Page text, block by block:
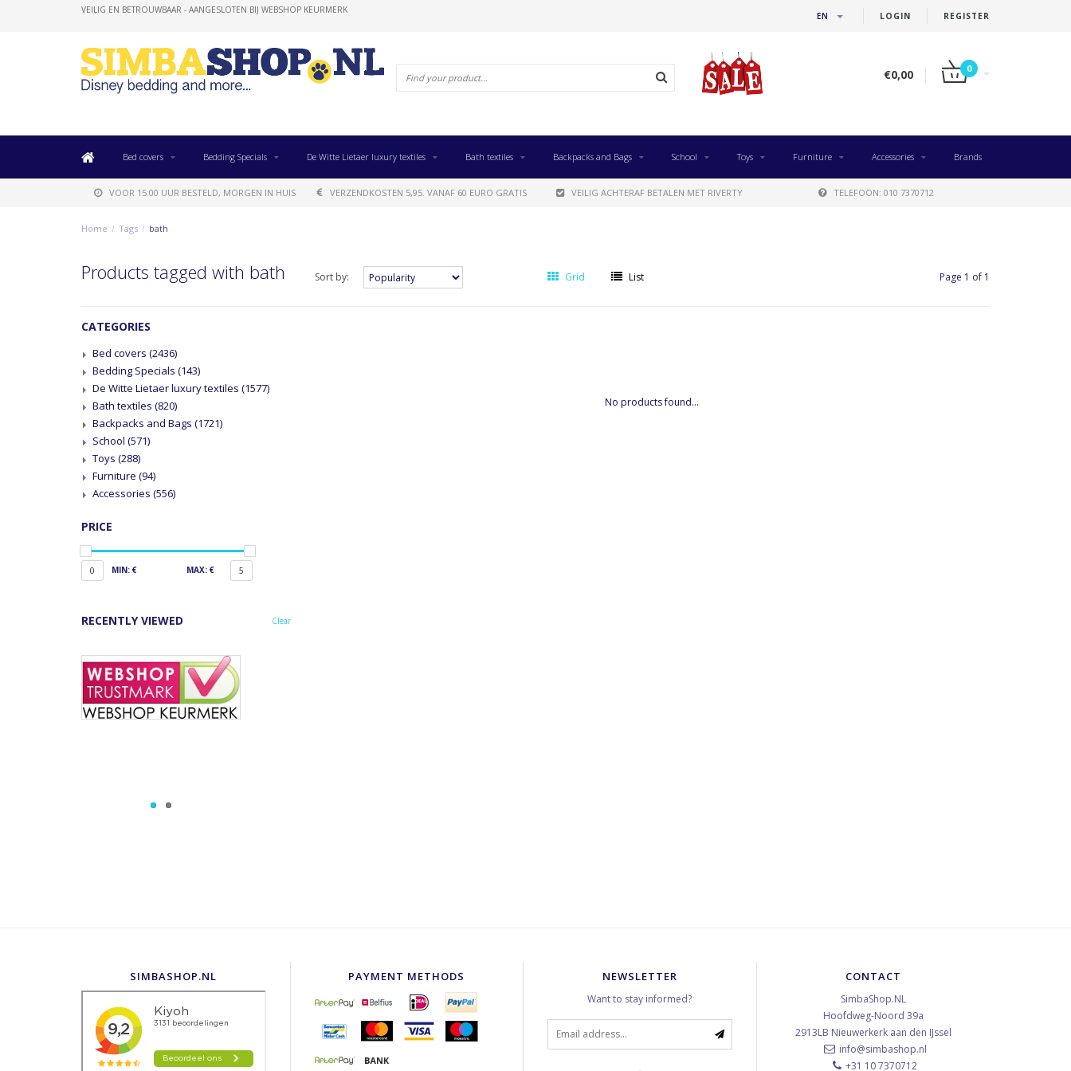
LOGIN REGISTER
EN
VEILIG EN BETROUWBAAR - AANGESLOTEN BIJ WEBSHOP KEURMERK
€0,00 0
Bed covers Bedding Specials De Witte Lietaer luxury textiles Bath textiles Backpacks and Bags School Toys Furniture Accessories Brands
VOOR 15:00 UUR BESTELD, MORGEN IN HUIS VERZENDKOSTEN 5,95. VANAF 60 EURO GRATIS VEILIG ACHTERAF BETALEN MET RIVERTY TELEFOON: 010 7370712
Home / Tags / bath
Products tagged with bath Sort by: Grid List Page 1 of 1
CATEGORIES
Bed covers (2436)
Bedding Specials (143)
De Witte Lietaer luxury textiles (1577)
Bath textiles (820)
Backpacks and Bags (1721)
School (571)
Toys (288)
Furniture (94)
Accessories (556)
PRICE
0 MIN: € MAX: € 5
RECENTLY VIEWED Clear
No products found...
SIMBASHOP.NL PAYMENT METHODS NEWSLETTER
Want to stay informed?
CONTACT
SimbaShop.NL
Hoofdweg-Noord 39a
2913LB Nieuwerkerk aan den IJssel
info@simbashop.nl
+31 10 7370712